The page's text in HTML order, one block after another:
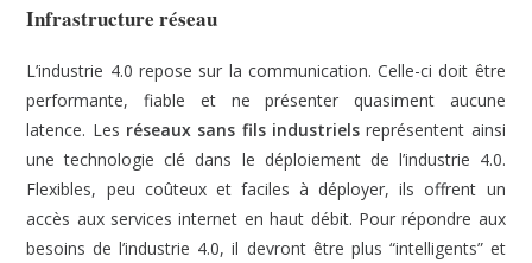
Infrastructure réseau
L’industrie 4.0 repose sur la communication. Celle-ci doit être
performante, fiable et ne présenter quasiment aucune
latence. Les réseaux sans fils industrielsreprésentent ainsi
une technologie clé dans le déploiement de l’industrie 4.0.
Flexibles, peu coûteux et faciles à déployer, ils offrent un
accès aux services internet en haut débit. Pour répondre aux
besoins de l’industrie 4.0, il devront être plus “intelligents” et